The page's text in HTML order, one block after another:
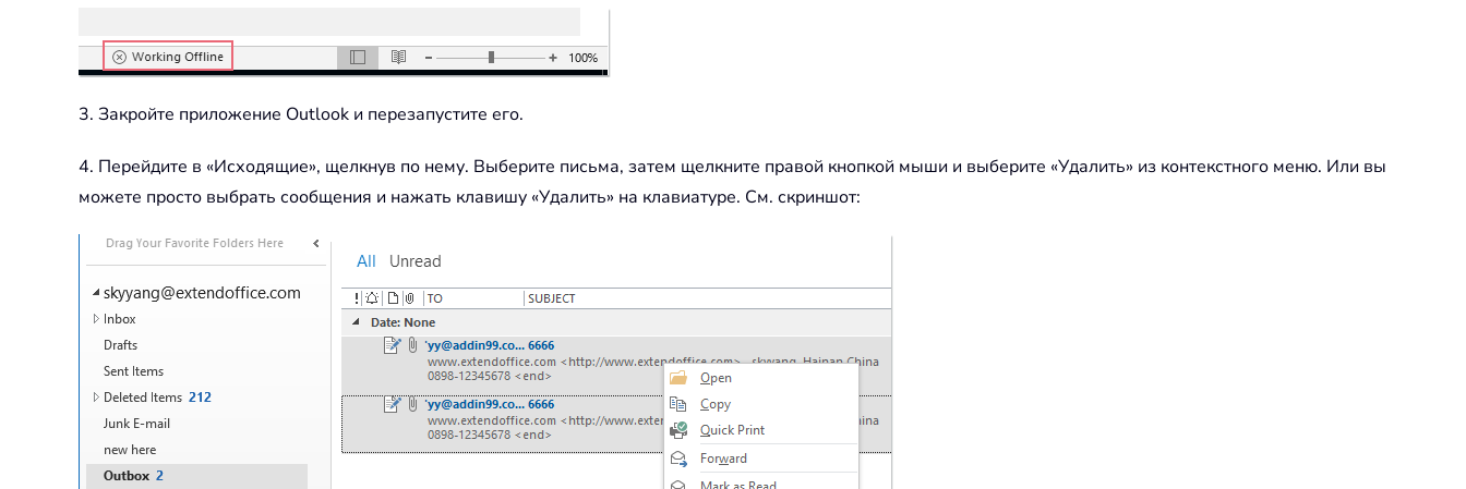
3. Закройте приложение Outlook и перезапустите его.
4. Перейдите в «Исходящие», щелкнув по нему. Выберите письма, затем щелкните правой кнопкой мыши и выберите «Удалить» из контекстного меню. Или вы
можете просто выбрать сообщения и нажать клавишу «Удалить» на клавиатуре. См. скриншот: